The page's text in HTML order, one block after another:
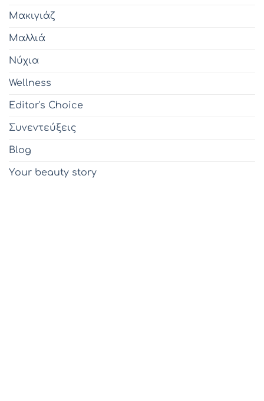
Μακιγιάζ
Μαλλιά
Νύχια
Wellness
Editor's Choice
Συνεντεύξεις
Blog
Υour beauty story